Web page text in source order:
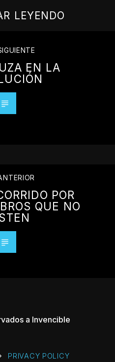
LEYENDO
EN LA
POR
QUE NO
a Invencible
PRIVACY POLICY